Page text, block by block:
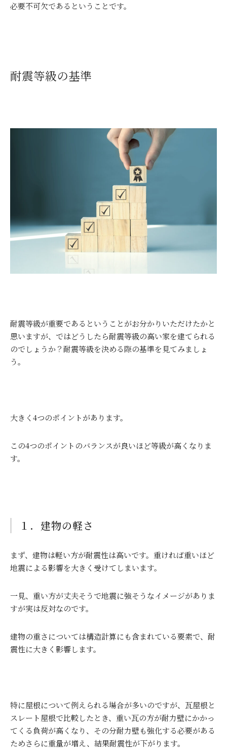
必要不可欠であるということです。
耐震等級の基準
耐震等級が重要であるということがお分かりいただけたかと
思いますが、ではどうしたら耐震等級の高い家を建てられる
のでしょうか？耐震等級を決める際の基準を見てみましょ
う。
大きく 4つのポイントがあります。
この4つのポイントのバランスが良いほど等級が高くなりま
す。
１．建物の軽さ
まず、建物は軽い方が耐震性は高いです。重ければ重いほど
地震による影響を大きく受けてしまいます。
一見、重い方が丈夫そうで地震に強そうなイメージがありま
すが実は反対なのです。
建物の重さについては構造計算にも含まれている要素で、耐
震性に大きく影響します。
特に屋根について例えられる場合が多いのですが、瓦屋根と
スレート屋根で比較したとき、重い瓦の方が耐力壁にかかっ
てくる負荷が高くなり、その分耐力壁も強化する必要がある
ためさらに重量が増え、結果耐震性が下がります。